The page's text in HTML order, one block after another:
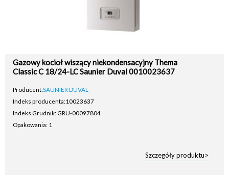
Gazowy kocioł wiszący niekondensacyjny Thema
Classic C 18/24-LC Saunier Duval 0010023637
Producent:SAUNIER DUVAL
Indeks producenta:10023637
Indeks Grudnik: GRU-00097804
Opakowania: 1
Szczegóły produktu>